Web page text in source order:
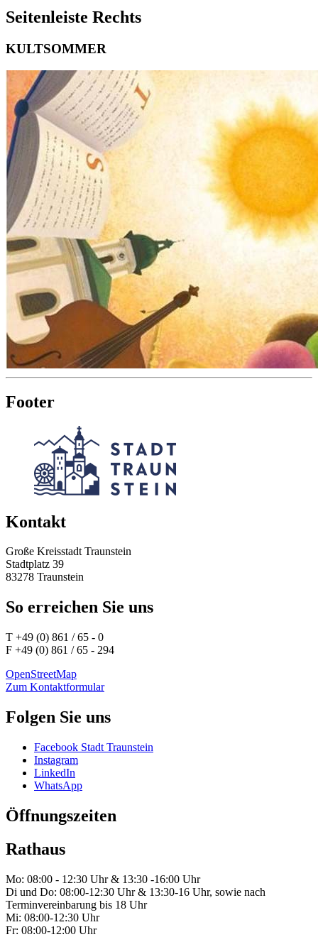
Seitenleiste Rechts
KULTSOMMER
Footer
Kontakt
Große Kreisstadt Traunstein
Stadtplatz 39
83278 Traunstein
So erreichen Sie uns
T +49 (0) 861 / 65 - 0
F +49 (0) 861 / 65 - 294
OpenStreetMap
Zum Kontaktformular
Folgen Sie uns
Facebook Stadt Traunstein
Instagram
LinkedIn
WhatsApp
Öffnungszeiten
Rathaus
Mo: 08:00 - 12:30 Uhr & 13:30 -16:00 Uhr
Di und Do: 08:00-12:30 Uhr & 13:30-16 Uhr, sowie nach
Terminvereinbarung bis 18 Uhr
Mi: 08:00-12:30 Uhr
Fr: 08:00-12:00 Uhr